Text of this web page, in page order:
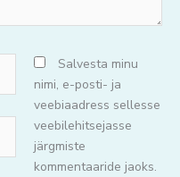
Salvesta minu
nimi, e-posti- ja
veebiaadress sellesse
veebilehitsejasse
järgmiste
kommentaaride jaoks.